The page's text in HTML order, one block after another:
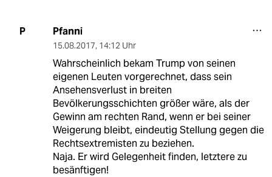
P Pfanni
15.08.2017, 14:12 Uhr
Wahrscheinlich bekam Trump von seinen
eigenen Leuten vorgerechnet, dass sein
Ansehensverlust in breiten
Bevölkerungsschichten größer wäre, als der
Gewinn am rechten Rand, wenn er bei seiner
Weigerung bleibt, eindeutig Stellung gegen die
Rechtsextremisten zu beziehen.
Naja. Er wird Gelegenheit finden, letztere zu
besänftigen!